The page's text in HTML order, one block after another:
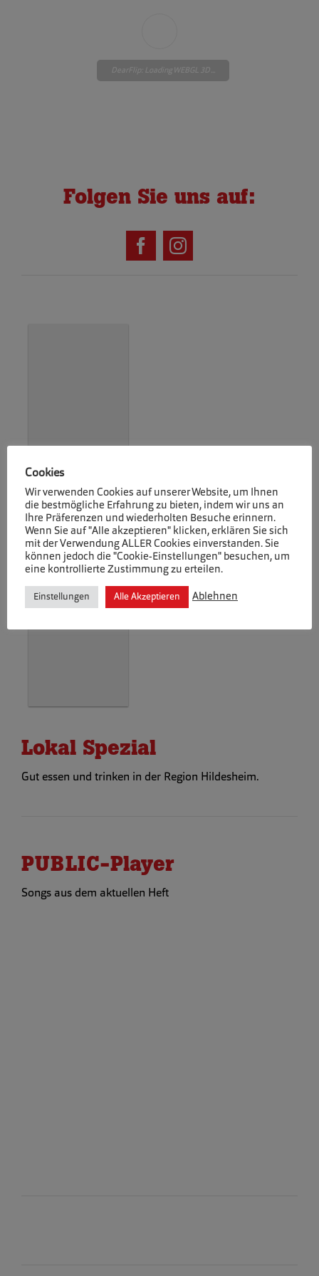
FAQs and issues please refer to
DearFlip: Loading WEBGL 3D ...
Folgen Sie uns auf:
Ausgabe 07-2026
Lokal Spezial
Gut essen und trinken in der Region Hildesheim.
PUBLIC-Player
Songs aus dem aktuellen Heft
Cookies
Wir verwenden Cookies auf unserer Website, um Ihnen
die bestmögliche Erfahrung zu bieten, indem wir uns an
Ihre Präferenzen und wiederholten Besuche erinnern.
Wenn Sie auf "Alle akzeptieren" klicken, erklären Sie sich
mit der Verwendung ALLER Cookies einverstanden. Sie
können jedoch die "Cookie-Einstellungen" besuchen, um
eine kontrollierte Zustimmung zu erteilen.
Einstellungen Alle Akzeptieren Ablehnen